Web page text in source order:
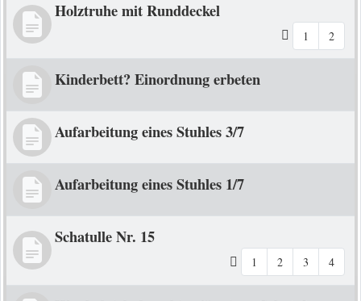
Holztruhe mit Runddeckel
1 2
Kinderbett? Einordnung erbeten
Aufarbeitung eines Stuhles 3/7
Aufarbeitung eines Stuhles 1/7
Schatulle Nr. 15
1 2 3 4